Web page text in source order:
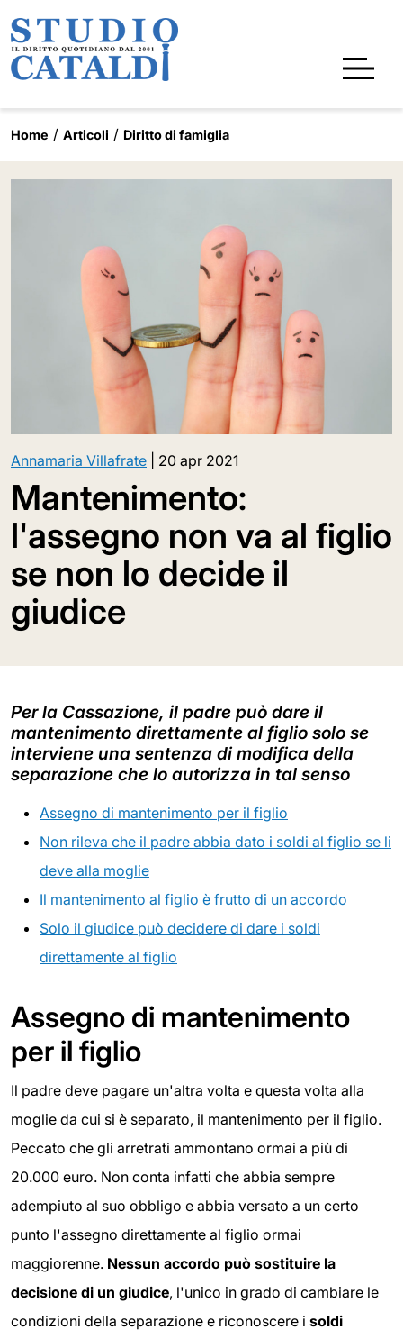
Home Articoli Diritto di famiglia
Annamaria Villafrate 20 apr 2021
Mantenimento:
l'assegno non va al figlio
se non lo decide il
giudice
Per la Cassazione, il padre può dare il
mantenimento direttamente al figlio solo se
interviene una sentenza di modifica della
separazione che lo autorizza in tal senso
Assegno di mantenimento per il figlio
Non rileva che il padre abbia dato i soldi al figlio se li
deve alla moglie
Il mantenimento al figlio è frutto di un accordo
Solo il giudice può decidere di dare i soldi
direttamente al figlio
Assegno di mantenimento
per il figlio
Il padre deve pagare un'altra volta e questa volta alla
moglie da cui si è separato, il mantenimento per il figlio.
Peccato che gli arretrati ammontano ormai a più di
20.000 euro. Non conta infatti che abbia sempre
adempiuto al suo obbligo e abbia versato a un certo
punto l'assegno direttamente al figlio ormai
maggiorenne. Nessun accordo può sostituire la
decisione di un giudice, l'unico in grado di cambiare le
condizioni della separazione e riconoscere i soldi